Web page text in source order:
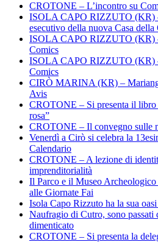
CROTONE – L’incontro su
ISOLA CAPO RIZZUTO (KR)
esecutivo della nuova Casa della
ISOLA CAPO RIZZUTO (KR)
Comics
ISOLA CAPO RIZZUTO (KR)
Comics
CIRÒ MARINA (KR) –
Avis
CROTONE – Si presenta il
rosa”
CROTONE – Il convegno sulle
Venerdì a Cirò si celebra la
Calendario
CROTONE – A lezione di
imprenditorialità
Il Parco e il Museo
alle Giornate Fai
Isola Capo Rizzuto ha la sua
Naufragio di Cutro, sono passati
dimenticato
CROTONE – Si presenta la